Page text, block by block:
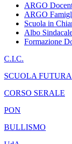
ARGO
ARGO
Scuola in
Albo
Formazione
C.I.C.
SCUOLA FUTURA
CORSO SERALE
PON
BULLISMO